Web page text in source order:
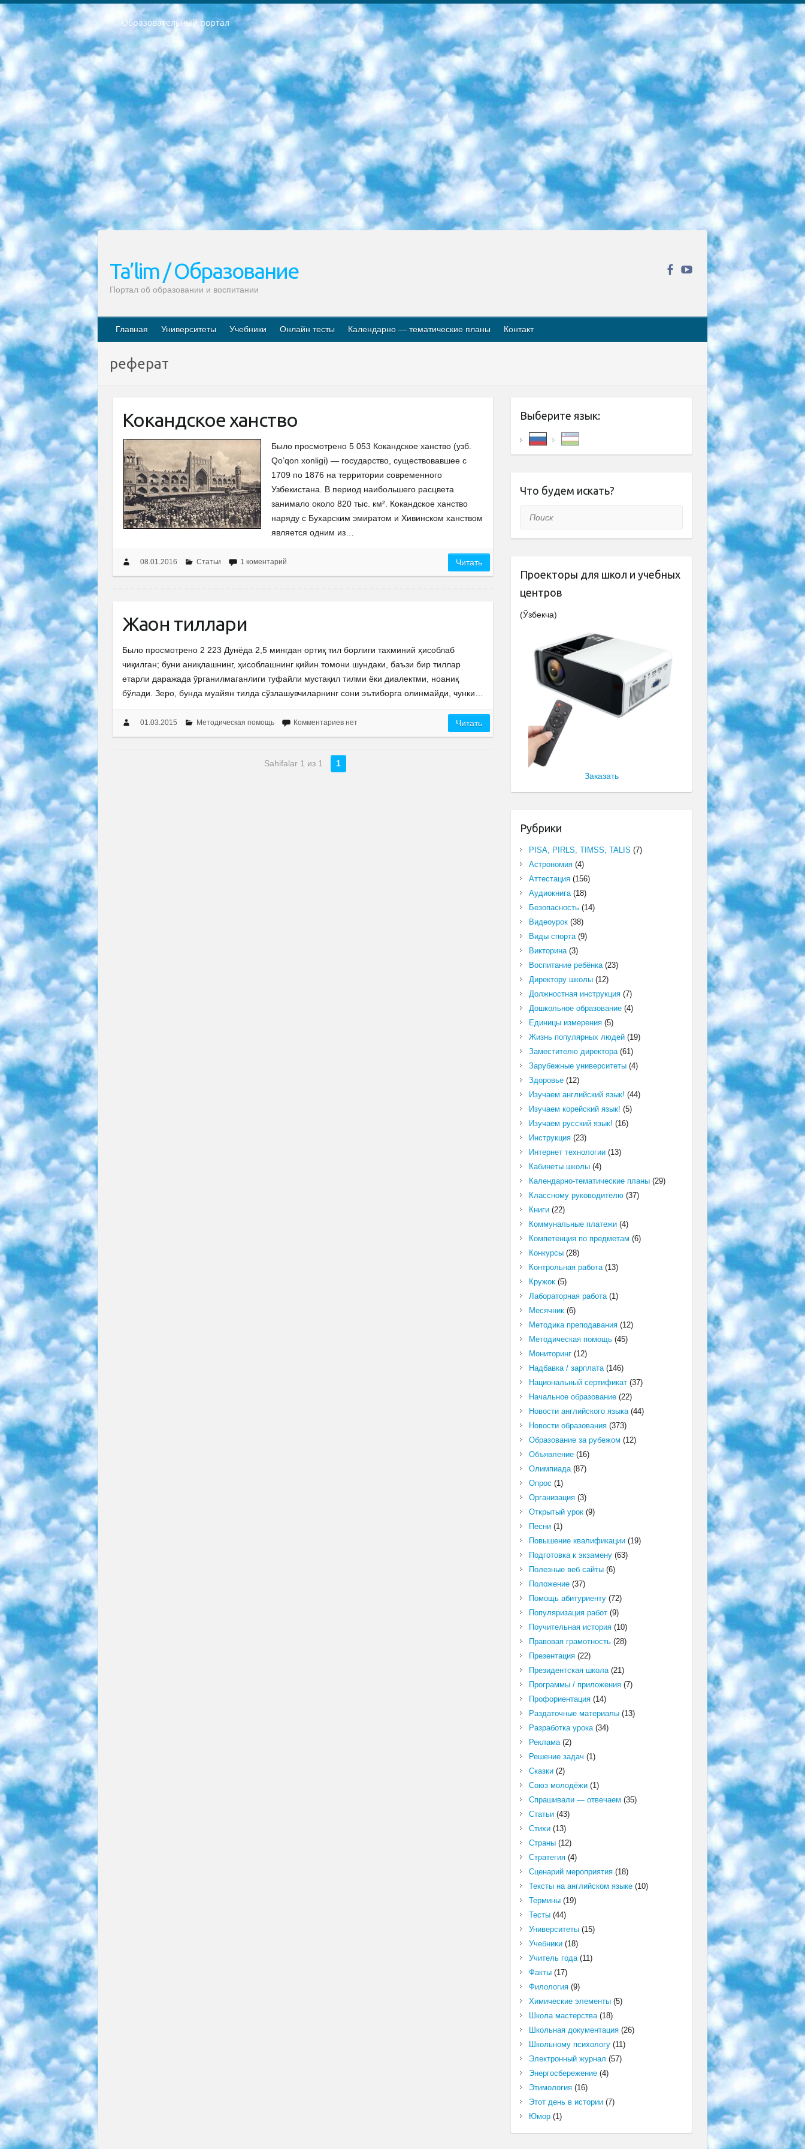
Образовательный портал
РЕСПУБЛИКА УЗБЕКИСТАН МИНИСТРЕРСТВО ДОШКОЛЬНОГО И ШКОЛЬНОГО ОБРАЗОВАНИЯ КОМАНДА в общеобразовательных учреждениях в 2023-2024 учебном году организация и проведение итоговой государственной аттестации обучающихся о Министра дошкольного и школьного образования Республики Узбекистан от 4 марта 2008 года (постановлением Минюста от 20 марта 2008 года № 1778 государственной регистрации) «Итоговое состояние учащихся общего среднего образования на основании положения об утверждении положения об аттестации общего среднего образования выпускной экзамен студентов в образовательных учреждениях в 2023-2024 учебном году В целях организации и прохождения аттестации приказываю: 1. Следующее: перечень предметов, по которым будет проводиться итоговая государственная аттестация и экзамен формы перевода согласно приложению 1; сертификаты международного образца, оценивающие уровень владения иностранными языками перечень согласно приложению 2; 2. Педагогический при специализированных образовательных учреждениях. научно-практический центр квалификации и международной оценки (Д.Давидова) 2024 г. До 25 марта: задания по предметам, по которым будет проводиться итоговая аттестация разработка и утверждение технических условий; итоговая аттестация на основании разработанного предметного задания разработка вопросов по предметам (устно и письменно), экзамен передача; общеобразовательные средние школы и специальные учебные заведения учащиеся выпускных классов школ и интернатов в агентской системе подготовка базы данных экзаменационных материалов и критериев оценки; перевод базы экзаменационных материалов на все языки обучения подать в Республиканский образовательный центр для изготовления; варианты экзаменов на основе разработанных контрольных материалов пусть будут поставлены задачи формирования. 3. Республиканский образовательный центр (Ш.Худайкулов) до 5 апреля 2024 года. до: база данных предоставленных экзаменационных материалов на все языки обучения перевод и экспертиза; для слепых, слабовидящих, глухих, слабослышащих и умственно отсталых детей учащиеся выпускных классов специализированных школ и школ-интернатов база данных экзаменационных материалов на всех преподаваемых языках подготовка критериев оценки; специализированные школы для умственно отсталых детей и технологии для учащихся выпускных классов школ-интернатов разработка соответствующих рекомендаций и критериев проведения ЕГЭ по естествознанию давать задания. 4. Педагогический при специализированных образовательных учреждениях. Научно-практический центр навыков и международной оценки (Д.Давидова), Республика образовательный центр (Худайкулов Ш.) итоговый государственный аттестационный экзамен ориентирован на творческое и логическое мышление при подготовке базы материалов учитывать введение заданий. 5. Следует отметить, что: сертификат государственного образца о знании общеобразовательного предмета и как минимум национальный уровень B1 по предметам на иностранных языках, указанным в Приложении 2. или международно признанный сертификат эквивалентного уровня студенты, изучающие определенный предмет, освобождаются от экзамена; по соответствующим предметам запланирована итоговая государственная аттестация за день до дня, путем жеребьевки Рабочей группой (в письменной форме по предметам, проводимым в форме) из числа сформированных вариантов выбрано 2 варианта; 2 выбранных варианта экзамена анонсированы на официальном сайте министерства и все выпускники по всей стране на основе этих вариантов проводит итоговую государственную аттестацию. 6. Государственное образование учащихся средних общеобразовательных учреждений. знания в соответствии с квалификационными требованиями, которые необходимо приобрести на основании стандартов итоговый (выпускной) контроль для 9 и 11 классов в целях тестирования Экзамены (далее – экзамены) состоят из предметов, перечисленных в приложении 1. будет сделано. 7. Экзамены пройдут с 26 мая по 15 июня 2024 г. (кроме науки физического воспитания). 8. Физическая для учащихся 9 классов общесредних образовательных учреждений. Экзамены по предмету «Образование, квалификация медицина» 1-6 мая 2024 года. сотрудники перевести под присмотр (с отклонениями в физическом или умственном развитии) специализированная школа для детей, школы-интернаты и со сколиозом школы-интернаты санаторного типа для больных детей исключены). 9. Он был слепым, слабовидящим и имел нарушения опорно-двигательного аппарата. экзамены в специализированных школах и интернатах для детей должны проводиться исходя из требований, предъявляемых к общеобразовательным учреждениям (физкультура кроме науки). 10. Специализированная школа для глухих и слабослышащих детей. и экзамены в интернатах и быть реализован в виде письменного теста по математике. 11. Специальность для умственно отсталых детей. Для 9 класса Родной язык и литературное письмо Государственный язык (язык обучения – узбекский). для неклассов) написано Математическое письмо Письменная/устная история Узбекистана Физическое воспитание практично Итоговый контроль Для 11 класса Написание родного языка и литературы (эссе) Математическое письмо Узбекский язык (обучение на узбекском языке) не посещающее общее среднее образование для учреждений)/Образовательное учреждение выбор письменный и устный Иностранный язык письменный/устный Письменная/устная история Узбекистана *По выбору студента:  Химия  Физика  Основы государственного права  География 10 бесплатных образовательных ресурсов - Мы составили подборку онлайн-проектов с интерактивными упражнениями, видеолекциями и статьями. Они помогут вам обрести новые и освежить старые знания бесплатно. 1. «ИНТУИТ» Старейшая образовательная площадка Рунета. Здесь вы найдёте сотни текстовых и видеокурсов на десятки различных тем — от программирования до психологии. Многие курсы подготовлены российскими университетами и крупными международными компаниями вроде Intel и Microsoft. Самостоятельное обучение бесплатное, но желающие могут оплатить услуги персональных наставников. 2. «Смартия» знакомит с актуальными профессиями и подсказывает, как им обучаться. Выбрав заинтересовавшую вас специальность — SMM-специалист, фотограф, веб-дизайнер или другую, — увидите список необходимых для неё умений. Чтобы вы могли освоить их самостоятельно, для каждого умения площадка отображает подборку ссылок на учебные материалы. Хотя «Смартия» ориентируется на русскоязычную аудиторию, часть контента всё же доступна только на английском. 3. «Лекторий Физтеха» Проект Московского физико-технического института (Физтеха). С его помощью вы можете смотреть онлайн серии лекций, записанные на видео в этом вузе. В числе доступных предметов — физика, биология, химия, информационные технологии и другие. К некоторым лекциям администрация ресурса прилагает готовые конспекты, которые можно скачивать в PDF-формате. 4. ITMOcourses Онлайн-площадка Санкт-Петербургского национального исследовательского университета информационных технологий, механики и оптики (ИТМО). Ресурс предоставляет свободный доступ к курсам, разработанным в этом вузе. Каталог материалов разбит на четыре категории: «Оптические системы и технологии», «Приборостроение и робототехника», «Информационные технологии» и «Биотехнологии». Курсы состоят из видеолекций, интерактивных демонстраций и заданий. 5. «КиберЛенинка» Электронная научная библиотека открытого доступа. Каталог площадки регулярно обрастает текстами статей из различных научных изданий. Сгруппированные по журналам и рубрикам публикации можно читать онлайн или скачивать целиком в PDF-формате. Проект нацелен на популяризацию науки за счёт открытого доступа к качественной информации. 6. «ПостНаука» На этом ресурсе публикуют подборки видеолекций, составленные экспертами из разных отраслей и объединённые общими темами. Среди них, к примеру, есть серии «Биоинформатика и геномика», «Культура средневековой Скандинавии» и Cinema Studies о теории кино. Каждая подборка лекций — логически связанная история, рассказанная экспертом от первого лица. Кроме того, на сайте появляются научно-образовательные статьи и тесты на разные темы. 7. «Newочём» Команда проекта «Newочём» отбирает самые интересные тексты из англоязычных СМИ и переводит те из них, за которые голосуют участники сообщества «ВКонтакте». По большей части это научно-популярные статьи. Редакторы придумывают лишь заголовки, в остальном содержание переводов соответствует оригиналам. Полные тексты можно читать прямо в социальной сети. 8. InternetUrok Онлайн-база материалов по основным дисциплинам школьной программы. Информация на сайте структурирована по классам, предметам и темам (урокам). Каждый урок состоит из видеолекций и конспектов. Есть также интерактивные тренажёры и тесты для закрепления пройденного материала. Даже если вы давно окончили школу, возможность повторить программу старших классов всегда может пригодиться. 9. Edutainme Ещё один ресурс об образовании. В отличие от Newtonew, как мне кажется, Edutainme больше ориентируется на представителей индустрии: педагогов, предпринимателей, разработчиков образовательных проектов. Но и любой, кто просто стремится к саморазвитию, найдёт на сайте много полезного и интересного для себя. Например, информацию о новых курсах и образовательных сервисах. 10. Newtonew Онлайн-медиа об образовании и обучении в широком смысле. Авторы Newtonew пишут об инструментах, заведениях, тактиках и стратегиях, которые помогают учить других и получать новые знания самостоятельно. На этой площадке вы найдёте новости, обзоры, аналитические мат
Ta’lim / Образование
Портал об образовании и воспитании
Главная Университеты Учебники Онлайн тесты Календарно — тематические планы Контакт
реферат
Кокандское ханство
Было просмотрено 5 053 Кокандское ханство (узб.
Qo’qon xonligi) — государство, существовавшее с
1709 по 1876 на территории современного
Узбекистана. В период наибольшего расцвета
занимало около 820 тыс. км². Кокандское ханство
наряду с Бухарским эмиратом и Хивинском ханством
является одним из…
08.01.2016 Статьи 1 коментарий Читать
Жаҳон тиллари
Было просмотрено 2 223 Дунёда 2,5 мингдан ортиқ тил борлиги тахминий ҳисоблаб
чиқилган; буни аниқлашнинг, ҳисоблашнинг қийин томони шундаки, баъзи бир тиллар
етарли даражада ўрганилмаганлиги туфайли мустақил тилми ёки диалектми, ноаниқ
бўлади. Зеро, бунда муайян тилда сўзлашувчиларнинг сони эътиборга олинмайди, чунки…
01.03.2015 Методическая помощь Комментариев нет Читать
Sahifalar 1 из 1 1
Выберите язык:
Что будем искать?
Поиск
Проекторы для школ и учебных
центров
(Ўзбекча)
Заказать
Рубрики
PISA, PIRLS, TIMSS, TALIS (7)
Астрономия(4)
Аттестация(156)
Аудиокнига(18)
Безопасность(14)
Видеоурок(38)
Виды спорта(9)
Викторина(3)
Воспитание ребёнка(23)
Директору школы(12)
Должностная инструкция(7)
Дошкольное образование(4)
Единицы измерения(5)
Жизнь популярных людей(19)
Заместителю директора(61)
Зарубежные университеты(4)
Здоровье(12)
Изучаем английский язык! (44)
Изучаем корейский язык! (5)
Изучаем русский язык! (16)
Инструкция(23)
Интернет технологии(13)
Кабинеты школы(4)
Календарно-тематические планы(29)
Классному руководителю(37)
Книги(22)
Коммунальные платежи(4)
Компетенция по предметам (6)
Конкурсы(28)
Контрольная работа(13)
Кружок(5)
Лабораторная работа(1)
Месячник(6)
Методика преподавания(12)
Методическая помощь(45)
Мониторинг(12)
Надбавка / зарплата(146)
Национальный сертификат(37)
Начальное образование(22)
Новости английского языка(44)
Новости образования(373)
Образование за рубежом (12)
Объявление(16)
Олимпиада(87)
Опрос (1)
Организация(3)
Открытый урок(9)
Песни(1)
Повышение квалификации(19)
Подготовка к экзамену(63)
Полезные веб сайты(6)
Положение(37)
Помощь абитуриенту(72)
Популяризация работ(9)
Поучительная история(10)
Правовая грамотность(28)
Презентация(22)
Президентская школа(21)
Программы / приложения(7)
Профориентация(14)
Раздаточные материалы(13)
Разработка урока(34)
Реклама(2)
Решение задач (1)
Сказки(2)
Союз молодёжи(1)
Спрашивали — отвечаем (35)
Статьи(43)
Стихи(13)
Страны(12)
Стратегия(4)
Сценарий мероприятия(18)
Тексты на английском языке(10)
Термины(19)
Тесты(44)
Университеты(15)
Учебники(18)
Учитель года(11)
Факты(17)
Филология(9)
Химические элементы(5)
Школа мастерства(18)
Школьная документация(26)
Школьному психологу(11)
Электронный журнал (57)
Энергосбережение(4)
Этимология(16)
Этот день в истории(7)
Юмор(1)